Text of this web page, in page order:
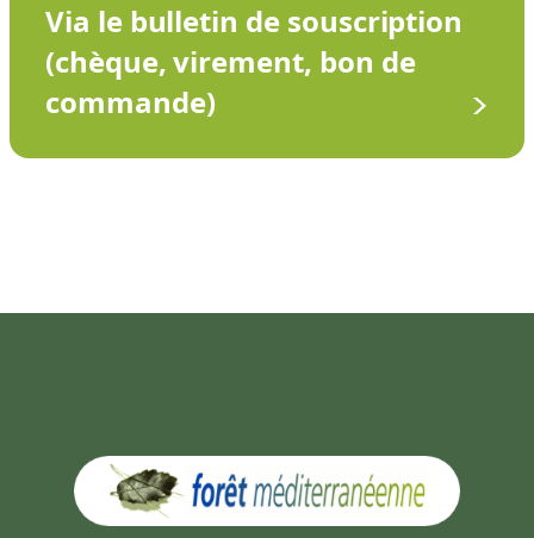
Via le bulletin de souscription
(chèque, virement, bon de
commande)